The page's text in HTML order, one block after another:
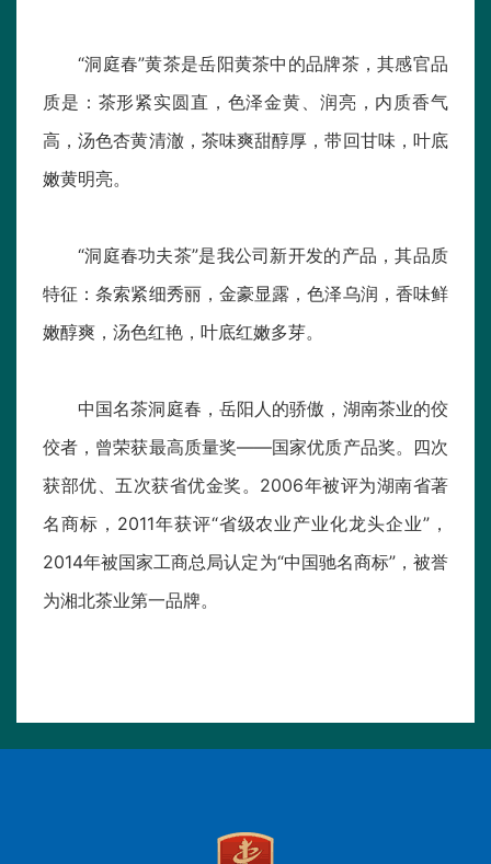
“洞庭春”黄茶是岳阳黄茶中的品牌茶，其感官品
质是：茶形紧实圆直，色泽金黄、润亮，内质香气
高，汤色杏黄清澈，茶味爽甜醇厚，带回甘味，叶底
嫩黄明亮。
“洞庭春功夫茶”是我公司新开发的产品，其品质
特征：条索紧细秀丽，金豪显露，色泽乌润，香味鲜
嫩醇爽，汤色红艳，叶底红嫩多芽。
中国名茶洞庭春，岳阳人的骄傲，湖南茶业的佼
佼者，曾荣获最高质量奖——国家优质产品奖。四次
获部优、五次获省优金奖。2006年被评为湖南省著
名商标，2011年获评“省级农业产业化龙头企业”，
2014年被国家工商总局认定为“中国驰名商标”，被誉
为湘北茶业第一品牌。